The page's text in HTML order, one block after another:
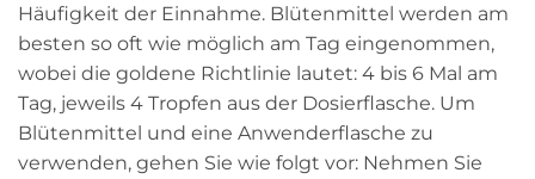
Häufigkeit der Einnahme. Blütenmittel werden am
besten so oft wie möglich am Tag eingenommen,
wobei die goldene Richtlinie lautet: 4 bis 6 Mal am
Tag, jeweils 4 Tropfen aus der Dosierflasche. Um
Blütenmittel und eine Anwenderflasche zu
verwenden, gehen Sie wie folgt vor: Nehmen Sie